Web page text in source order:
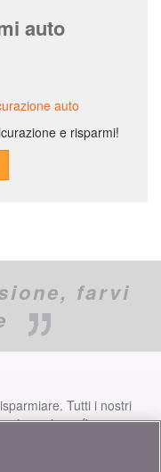
auto
auto
e risparmi!
farvi
Tutti i nostri
finanze,
voi...